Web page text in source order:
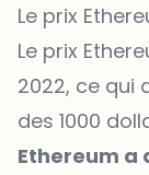
Le prix
Le prix
2022, ce qui
des 1000
Ethereum a